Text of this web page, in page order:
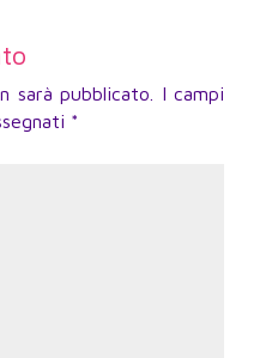
sarà pubblicato.
I campi
*